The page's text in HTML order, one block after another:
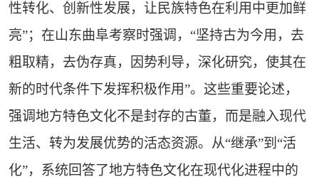
性转化、创新性发展，让民族特色在利用中更加鲜
亮”；在山东曲阜考察时强调，“坚持古为今用，去
粗取精，去伪存真，因势利导，深化研究，使其在
新的时代条件下发挥积极作用”。这些重要论述，
强调地方特色文化不是封存的古董，而是融入现代
生活、转为发展优势的活态资源。从“继承”到“活
化”，系统回答了地方特色文化在现代化进程中的